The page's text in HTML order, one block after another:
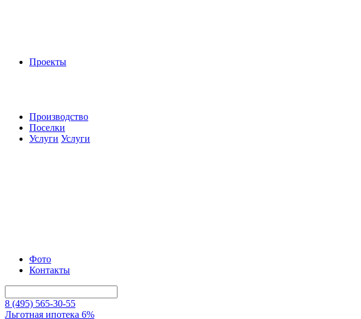
Проекты
Производство
Поселки
Услуги Услуги
Фото
Контакты
8 (495) 565-30-55
Льготная ипотека 6%